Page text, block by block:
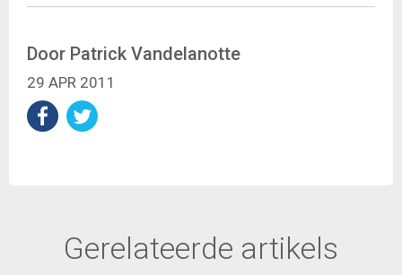
Door Patrick Vandelanotte
29 APR 2011
Gerelateerde artikels